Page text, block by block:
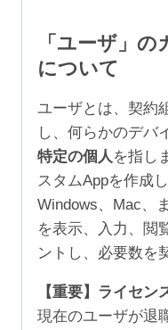
「ユーザ」
について
ユーザとは、契約
し、何らかのデバ
特定の個人 を指し
スタムAppを作成
Windows、Mac、
を表示、入力、閲
ントし、必要数を
【重要】ライセン
現在のユーザが退